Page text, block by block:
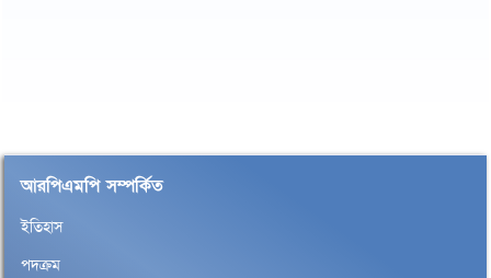
আরপিএমপি সম্পর্কিত
ইতিহাস
পদক্রম